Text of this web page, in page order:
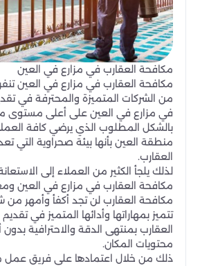
مكافحة العقارب في مزارع في العين
مكافحة العقارب في مزارع في العين
من الشركات المتميزة والمحترفة في
في مزارع في العين على أعلى مستوى
بالشكل المطلوب الذي يرضي كافة
منطقة العين بأنها بيئة صحراوية التي تعد
العقارب.
لذلك يلجأ الكثير من العملاء إلى
مكافحة العقارب في مزارع في العين
مكافحة العقارب لن تجد أكفأ وأمهر من
تتميز بمهاراتها وأدائها المتميز في
العقارب بمنتهى الدقة والاحترافية
محتويات المكان.
ذلك من خلال اعتمادها على فريق